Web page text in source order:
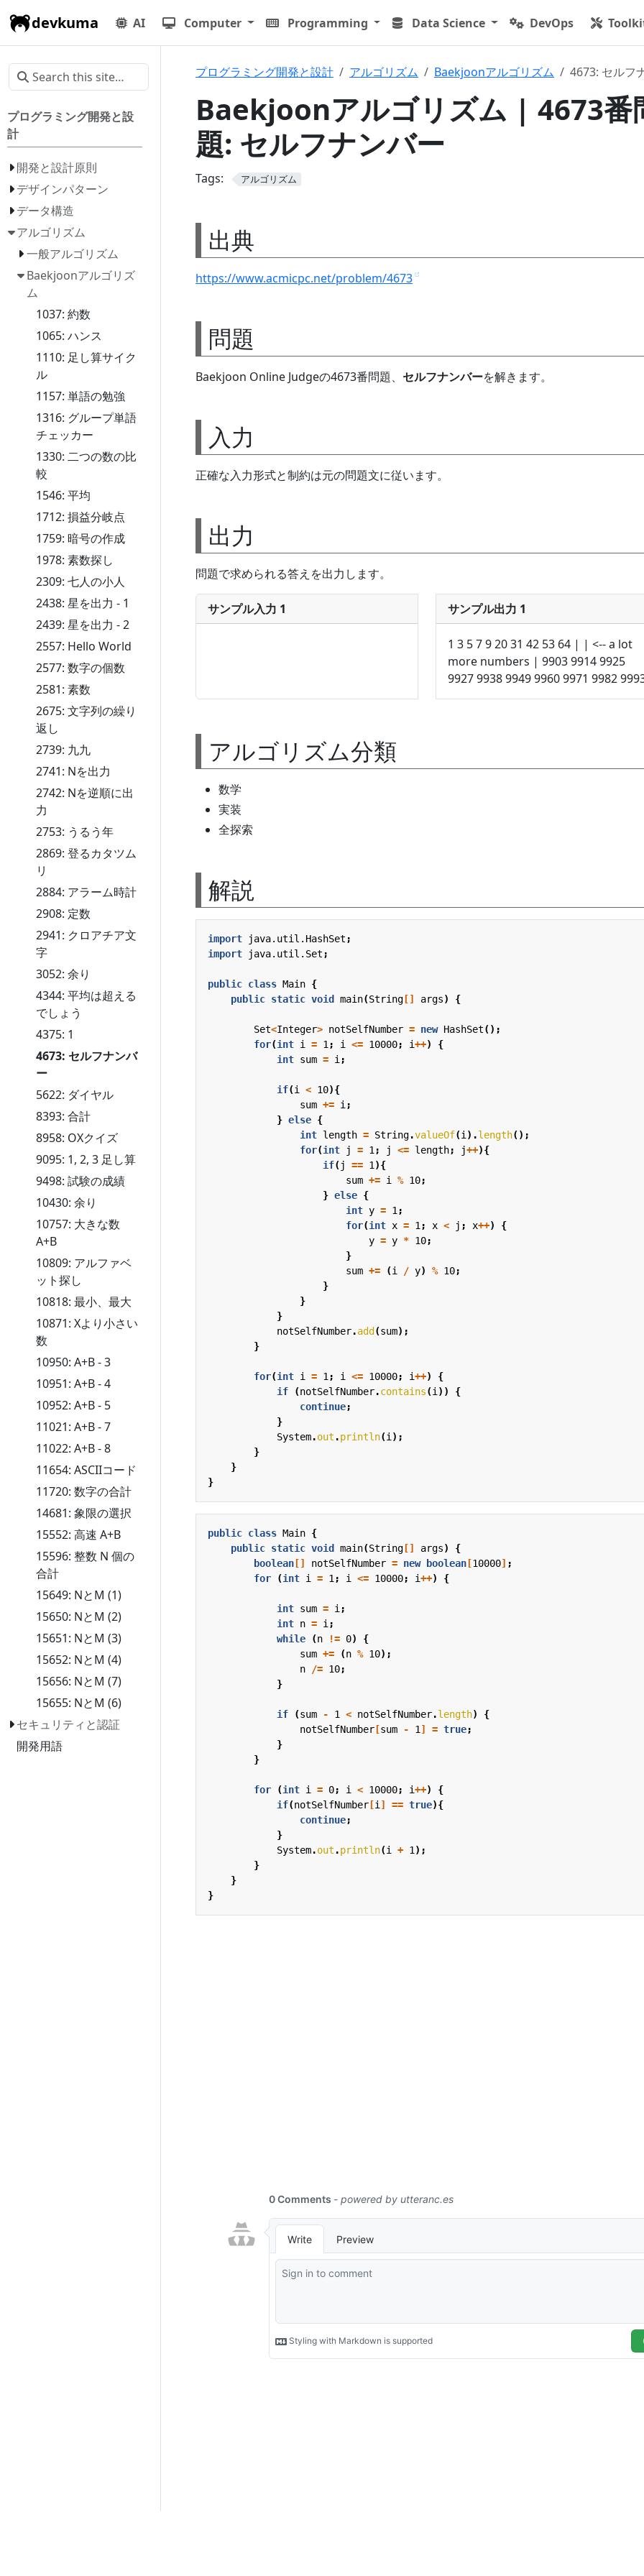
devkuma AI Computer Programming Data Science DevOps
プログラミング開発と設
計
開発と設計原則
デザインパターン
データ構造
アルゴリズム
一般アルゴリズム
Baekjoonアルゴリズ
ム
1037: 約数
1065: ハンス
1110: 足し算サイク
ル
1157: 単語の勉強
1316: グループ単語
チェッカー
1330: 二つの数の比
較
1546: 平均
1712: 損益分岐点
1759: 暗号の作成
1978: 素数探し
2309: 七人の小人
2438: 星を出力 - 1
2439: 星を出力 - 2
2557: Hello World
2577: 数字の個数
2581: 素数
2675: 文字列の繰り
返し
2739: 九九
2741: Nを出力
2742: Nを逆順に出
力
2753: うるう年
2869: 登るカタツム
リ
2884: アラーム時計
2908: 定数
2941: クロアチア文
字
3052: 余り
4344: 平均は超える
でしょう
4375: 1
4673: セルフナンバ
ー
5622: ダイヤル
8393: 合計
8958: OXクイズ
9095: 1, 2, 3 足し算
9498: 試験の成績
10430: 余り
10757: 大きな数
A+B
10809: アルファベ
ット探し
10818: 最小、最大
10871: Xより小さい
数
10950: A+B - 3
10951: A+B - 4
10952: A+B - 5
11021: A+B - 7
11022: A+B - 8
11654: ASCIIコード
11720: 数字の合計
14681: 象限の選択
15552: 高速 A+B
15596: 整数 N 個の
合計
15649: NとM (1)
15650: NとM (2)
15651: NとM (3)
15652: NとM (4)
15656: NとM (7)
15655: NとM (6)
セキュリティと認証
開発用語
プログラミング開発と設計 アルゴリズム Baekjoonアルゴリズム 4673: セルフ
Baekjoonアルゴリズム | 4673番
題: セルフナンバー
Tags: アルゴリズム
出典
https://www.acmicpc.net/problem/4673
問題
Baekjoon Online Judgeの4673番問題、 セルフナンバーを解きます。
入力
正確な入力形式と制約は元の問題文に従います。
出力
問題で求められる答えを出力します。
サンプル入力 1 サンプル出力 1
1 3 5 7 9 20 31 42 53 64 | | <-- a lot
more numbers | 9903 9914 9925
9927 9938 9949 9960 9971 9982
アルゴリズム分類
数学
実装
全探索
解説
import java.util.HashSet ;
import
java.util.Set ;
public class Main {
public static void main(String [] args) {
Set<Integer> notSelfNumber = new HashSet();
for(int i = 1 ; i <= 10000; i++)
{
int sum = i ;
if(i < 10){
sum += i ;
} else {
int length = String.valueOf(i ).length();
for(int j = 1 ; j <= length; j++){
if(j == 1 ){
sum += i % 10;
} else {
int y = 1 ;
for(int x = 1 ; x < j ; x++)
{
y = y * 10;
}
sum += (i / y) % 10;
}
}
}
notSelfNumber.add (sum);
}
for(int i = 1 ; i <= 10000; i++)
{
if
(notSelfNumber.contains(i ))
{
continue;
}
System.out .println(i );
}
}
}
public class Main {
public static void main(String [] args)
{
boolean [] notSelfNumber = new boolean [10000] ;
for
(int i = 1 ; i <= 10000; i++) {
int sum = i ;
int n = i ;
while
(n != 0)
{
sum += (n % 10);
n
/= 10;
}
if (sum - 1 < notSelfNumber.length)
{
notSelfNumber [sum - 1 ] = true;
}
}
for (int i = 0; i < 10000; i++)
{
if(notSelfNumber [i ] == true){
continue;
}
System.out .println(i + 1 );
}
}
}